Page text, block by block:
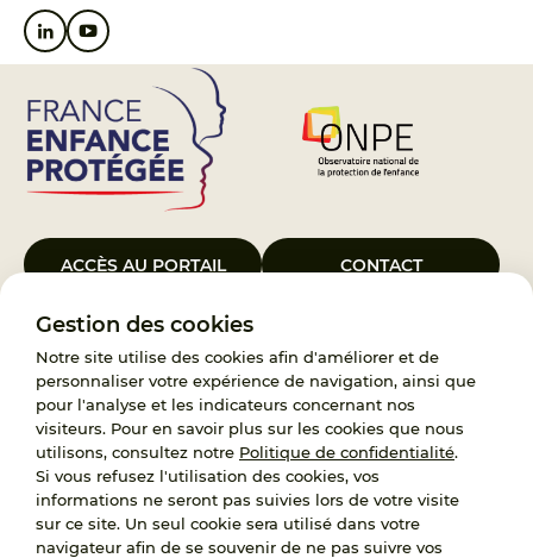
Gestion des cookies
Notre site utilise des cookies afin d'améliorer et de
personnaliser votre expérience de navigation, ainsi que
pour l'analyse et les indicateurs concernant nos
visiteurs. Pour en savoir plus sur les cookies que nous
utilisons, consultez notre Politique de confidentialité.
Si vous refusez l'utilisation des cookies, vos
informations ne seront pas suivies lors de votre visite
sur ce site. Un seul cookie sera utilisé dans votre
navigateur afin de se souvenir de ne pas suivre vos
ACCÈS AU PORTAIL CONTACT
Le Groupement d’Intérêt Public France Enfance Protégée, créé le 5
janvier 2023, a pour objet d’assurer les missions de service public du
119, d’accompagnement des adoptants et de traitement des
demandes d’accès aux origines personnelles. France Enfance
Protégée est également un observatoire et une ressource pour
l’ensemble des professionnels, ainsi qu’un appui à l’élaboration de la
politique publique à travers le soutien à l’activité des conseils
nationaux.
RECRUTEMENT